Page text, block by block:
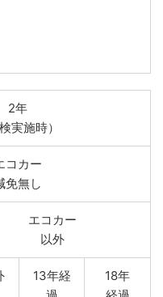
2年
実施時）
コカー
免無し
エコカー
以外
13年経
18年